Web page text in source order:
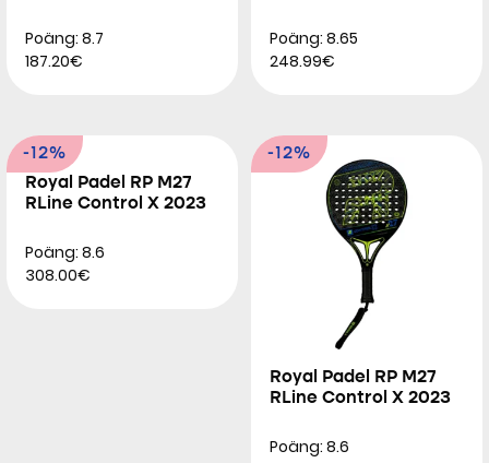
Poäng: 8.7
187.20€
Poäng: 8.65
248.99€
-12%
Royal Padel RP M27
RLine Control X 2023
Poäng: 8.6
308.00€
-12%
Royal Padel RP M27
RLine Control X 2023
Poäng: 8.6